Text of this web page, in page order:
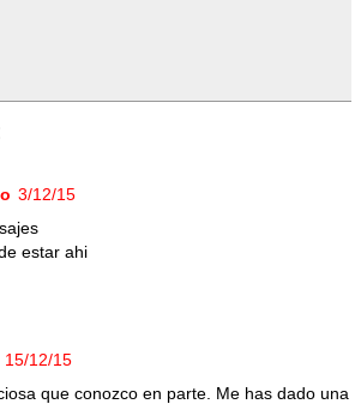
3/12/15
estar ahi
15/12/15
que conozco en parte. Me has dado una